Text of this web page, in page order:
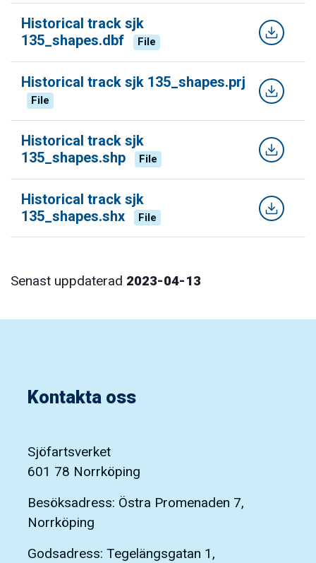
Historical track sjk
135_shapes.dbf
File
Historical track sjk 135_shapes.prj
File
Historical track sjk
135_shapes.shp
File
Historical track sjk
135_shapes.shx
File
Senast uppdaterad 2023-04-13
Kontakta oss
Sjöfartsverket
601 78 Norrköping
Besöksadress: Östra Promenaden 7,
Norrköping
Godsadress: Tegelängsgatan 1,